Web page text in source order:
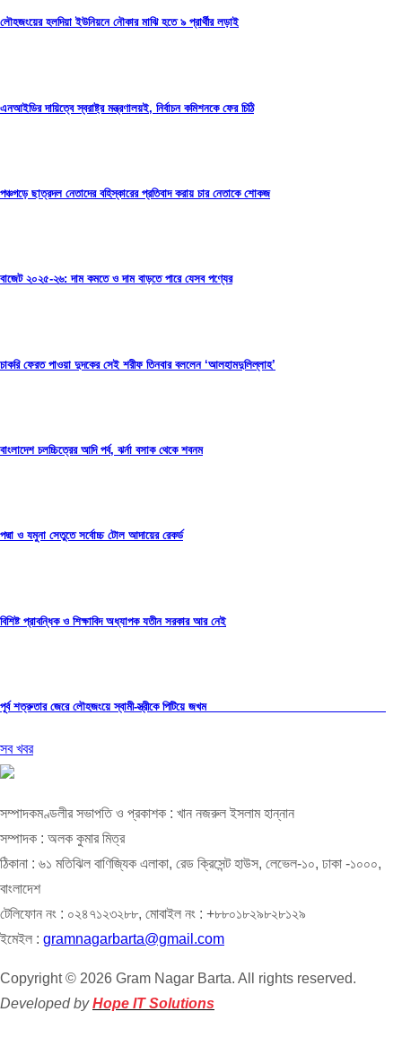
লৌহজংয়ের হলদিয়া ইউনিয়নে নৌকার মাঝি হতে ৯ প্রার্থীর লড়াই
এনআইডির দায়িত্বে স্বরাষ্ট্র মন্ত্রণালয়ই, নির্বাচন কমিশনকে ফের চিঠি
পঞ্চগড়ে ছাত্রদল নেতাদের বহিস্কারের প্রতিবাদ করায় চার নেতাকে শোকজ
বাজেট ২০২৫-২৬: দাম কমতে ও দাম বাড়তে পারে যেসব পণ্যের
চাকরি ফেরত পাওয়া দুদকের সেই শরীফ তিনবার বললেন ‘আলহামদুলিল্লাহ’
বাংলাদেশ চলচ্চিত্রের আদি পর্ব, ঝর্না বসাক থেকে শবনম
পদ্মা ও যমুনা সেতুতে সর্বোচ্চ টোল আদায়ের রেকর্ড
বিশিষ্ট প্রাবন্ধিক ও শিক্ষাবিদ অধ্যাপক যতীন সরকার আর নেই
পূর্ব শত্রুতার জেরে লৌহজংয়ে স্বামী-স্ত্রীকে পিটিয়ে জখম
সব খবর
সম্পাদকমণ্ডলীর সভাপতি ও প্রকাশক : খান নজরুল ইসলাম হান্নান
সম্পাদক : অলক কুমার মিত্র
ঠিকানা : ৬১ মতিঝিল বাণিজ্যিক এলাকা, রেড ক্রিসেন্ট হাউস, লেভেল-১০, ঢাকা -১০০০,
বাংলাদেশ
টেলিফোন নং : ০২৪৭১২৩২৮৮, মোবাইল নং : +৮৮০১৮২৯৮২৮১২৯
ইমেইল : gramnagarbarta@gmail.com
Copyright © 2026 Gram Nagar Barta. All rights reserved.
Developed byHope IT Solutions